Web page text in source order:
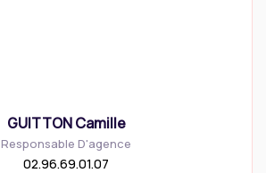
GUITTON Camille
Responsable D'agence
02.96.69.01.07